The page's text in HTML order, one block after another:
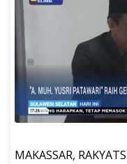
MAKASSAR,